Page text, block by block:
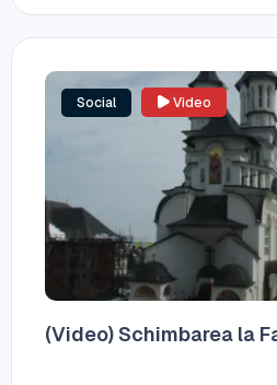
Social Video
(Video) Schimbarea la